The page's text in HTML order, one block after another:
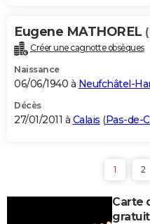
Eugene MATHOREL
Créer une cagnotte obsèques
Naissance
06/06/1940 à Neufchâtel-
Décès
27/01/2011 à Calais (Pas-de-
1 2
Carte